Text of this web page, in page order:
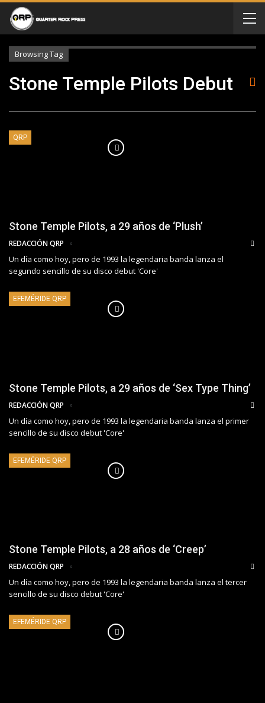
Browsing Tag
Stone Temple Pilots Debut
QRP
Stone Temple Pilots, a 29 años de ‘Plush’
REDACCIÓN QRP
Un día como hoy, pero de 1993 la legendaria banda lanza el
segundo sencillo de su disco debut 'Core'
EFEMÉRIDE QRP
Stone Temple Pilots, a 29 años de ‘Sex Type Thing’
REDACCIÓN QRP
Un día como hoy, pero de 1993 la legendaria banda lanza el primer
sencillo de su disco debut 'Core'
EFEMÉRIDE QRP
Stone Temple Pilots, a 28 años de ‘Creep’
REDACCIÓN QRP
Un día como hoy, pero de 1993 la legendaria banda lanza el tercer
sencillo de su disco debut 'Core'
EFEMÉRIDE QRP